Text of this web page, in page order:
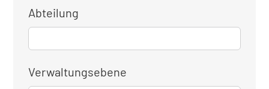
Abteilung
Verwaltungsebene